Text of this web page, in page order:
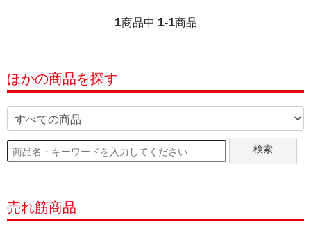
1商品中 1-1商品
ほかの商品を探す
検索
売れ筋商品